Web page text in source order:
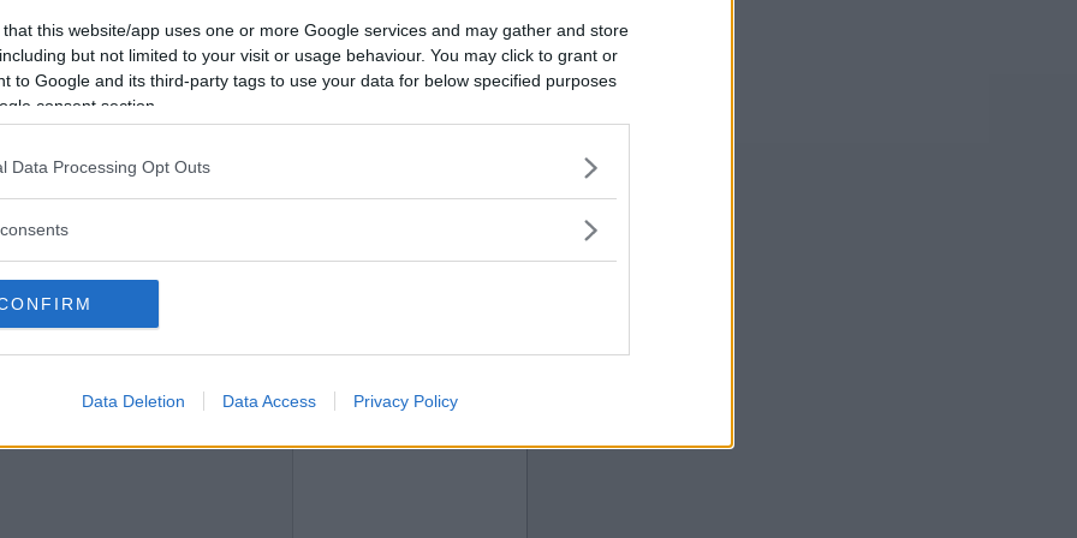
that this website/app uses one or more Google services and may gather and store
but not limited to your visit or usage behaviour. You may click to grant or
to Google and its third-party tags to use your data for below specified purposes
consent section.
Data Processing Opt Outs
Data Deletion Data Access Privacy Policy
2008-09-24 17:27
Vill du bli
medlem?